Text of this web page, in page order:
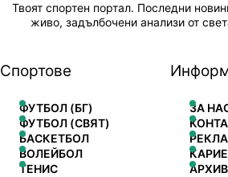
Твоят спортен портал. Последни
живо, задълбочени анализи от
Спортове
ФУТБОЛ (БГ)
ФУТБОЛ (СВЯТ)
БАСКЕТБОЛ
ВОЛЕЙБОЛ
ТЕНИС
ЗА
АРХИВ